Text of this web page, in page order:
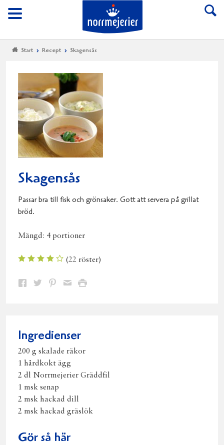
Meny
Till Norrmejerier
Start Recept Skagensås
Skagensås
Passar bra till fisk och grönsaker. Gott att servera på grillat
bröd.
Mängd: 4 portioner
(22 röster)
Dela Dela Dela DelaSkriv
Ingredienser
200 g skalade räkor
1 hårdkokt ägg
2 dl Norrmejerier Gräddfil
1 msk senap
2 msk hackad dill
2 msk hackad gräslök
Gör så här